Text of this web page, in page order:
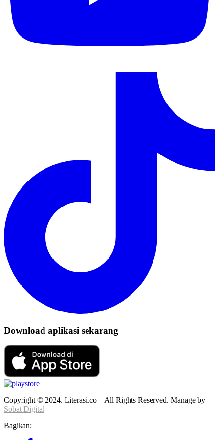
Download aplikasi sekarang
Copyright © 2024. Literasi.co – All Rights Reserved. Manage by
Sobat Digital
Bagikan: